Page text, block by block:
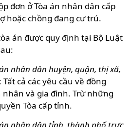
đơn ở Tòa án nhân dân cấp
hoặc chồng đang cư trú.
án được quy định tại Bộ Luật
nhân dân huyện, quận, thị xã,
: Tất cả các yêu cầu về đồng
và gia đình. Trừ những
Tòa cấp tỉnh.